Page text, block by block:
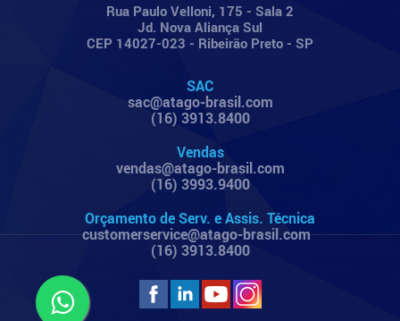
Rua Paulo Velloni, 175 - Sala 2
Jd. Nova Aliança Sul
CEP 14027-023 - Ribeirão Preto - SP
SAC
sac@atago-brasil.com
(16) 3913.8400
Vendas
vendas@atago-brasil.com
(16) 3993.9400
Orçamento de Serv. e Assis. Técnica
customerservice@atago-brasil.com
(16) 3913.8400